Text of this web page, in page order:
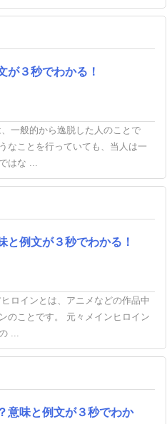
が３秒でわかる！
一般的から逸脱した人のことで
なことを行っていても、当人は一
はな ...
と例文が３秒でわかる！
ロインとは、アニメなどの作品中
のことです。 元々メインヒロイン
...
意味と例文が３秒でわか